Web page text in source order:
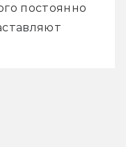
постоянно